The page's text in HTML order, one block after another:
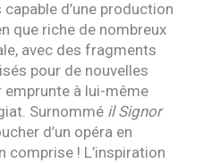
d’une production
que riche de nombreux
avec des fragments
pour de nouvelles
à lui-même
Surnommé il Signor
d’un opéra en
! L’inspiration